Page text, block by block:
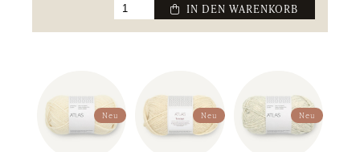
 IN DEN WARENKORB
Neu Neu Neu